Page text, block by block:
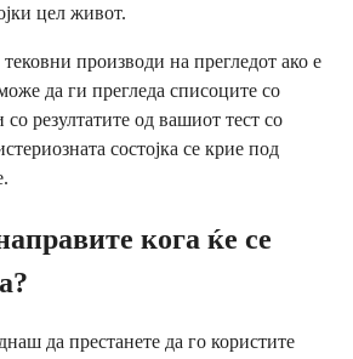
цел живот.
производи на прегледот ако е
да ги прегледа списоците со
со резултатите од вашиот тест со
состојка се крие под
кога ќе се
да престанете да го користите